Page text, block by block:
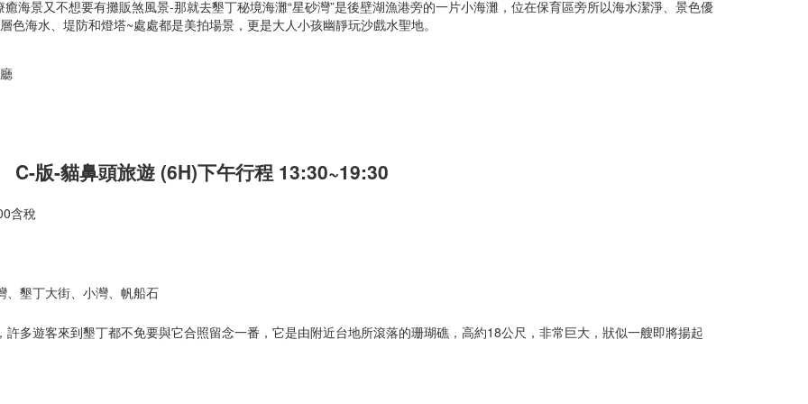
海景又不想要有攤販煞風景-那就去墾丁秘境海灘“星砂灣”是後壁湖漁港旁的一片小海灘，位在保育區旁所以海水潔淨、景色優
色海水、堤防和燈塔~處處都是美拍場景，更是大人小孩幽靜玩沙戲水聖地。
C-版-貓鼻頭旅遊 (6H)下午行程 13:30~19:30
含稅
、墾丁大街、小灣、帆船石
多遊客來到墾丁都不免要與它合照留念一番，它是由附近台地所滾落的珊瑚礁，高約18公尺，非常巨大，狀似一艘即將揚起